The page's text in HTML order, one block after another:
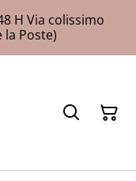
H Via colissimo
Poste)